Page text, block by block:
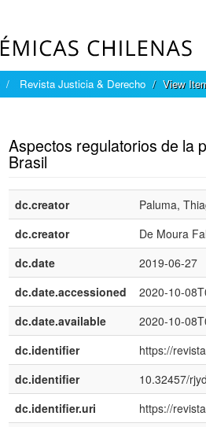
Revista Justicia & Derecho View
Aspectos regulatorios de la
Brasil
dc.creator
Paluma,
dc.creator
De Moura
dc.date
2019-06-27
dc.date.accessioned
2020-10-
dc.date.available
2020-10-
dc.identifier
https://
dc.identifier
10.32457/
dc.identifier.uri
https://